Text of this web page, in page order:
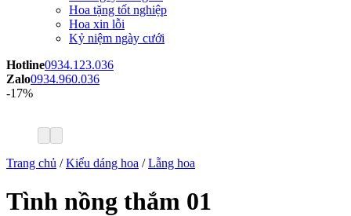
Hoa tặng tốt nghiệp
Hoa xin lỗi
Kỷ niệm ngày cưới
Hotline0934.123.036
Zalo0934.960.036
-17%
Trang chủ / Kiểu dáng hoa / Lẵng hoa
Tình nồng thắm 01